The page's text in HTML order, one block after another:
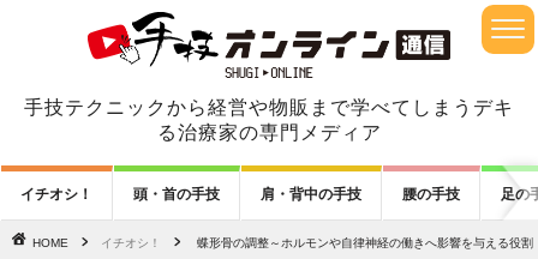
手技テクニックから経営や物販まで学べてしまうデキ
る治療家の専門メディア
イチオシ！ 頭・首の手技 肩・背中の手技 腰の手技 足の
HOME イチオシ！ 蝶形骨の調整～ホルモンや自律神経の働きへ影響を与える役割